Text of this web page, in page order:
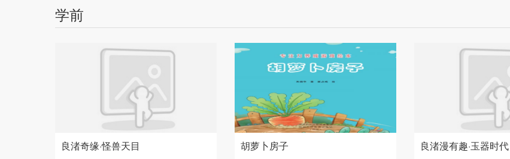
学前
良渚奇缘·怪兽天目 胡萝卜房子 良渚漫有趣·玉器时代